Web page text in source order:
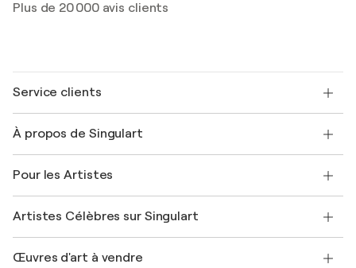
Plus de 20 000 avis clients
Service clients
Expédition
Offrir une carte cadeau
Rejoignez notre programme commercial
Mon compte
+33 1 76 44 06 42
À propos de Singulart
FAQ
Magazine Singulart
Emplois
Découvrez une sélection d'art original
Pour les Artistes
Se connecter en tant qu'Artiste
Artistes Célèbres sur Singulart
Marc Chagall
Œuvres d'art à vendre